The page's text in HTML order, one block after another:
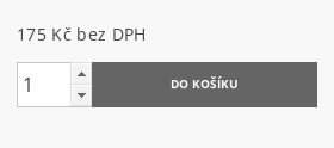
175 Kč bez DPH